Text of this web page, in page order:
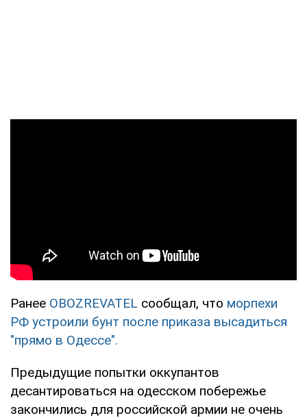
Ранее OBOZREVATEL сообщал, что морпехи
РФ устроили бунт после приказа высадиться
"прямо в Одессе".
Предыдущие попытки оккупантов
десантироваться на одесском побережье
закончились для российской армии не очень